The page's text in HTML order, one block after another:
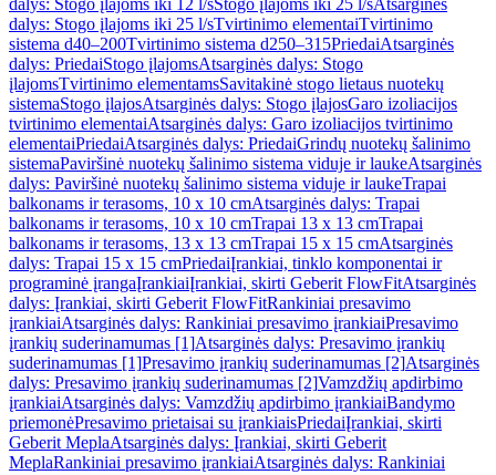
dalys: Stogo įlajoms iki 12 l/sStogo įlajoms iki 25 l/sAtsarginės
dalys: Stogo įlajoms iki 25 l/sTvirtinimo elementaiTvirtinimo
sistema d40–200Tvirtinimo sistema d250–315PriedaiAtsarginės
dalys: PriedaiStogo įlajomsAtsarginės dalys: Stogo
įlajomsTvirtinimo elementamsSavitakinė stogo lietaus nuotekų
sistemaStogo įlajosAtsarginės dalys: Stogo įlajosGaro izoliacijos
tvirtinimo elementaiAtsarginės dalys: Garo izoliacijos tvirtinimo
elementaiPriedaiAtsarginės dalys: PriedaiGrindų nuotekų šalinimo
sistemaPaviršinė nuotekų šalinimo sistema viduje ir laukeAtsarginės
dalys: Paviršinė nuotekų šalinimo sistema viduje ir laukeTrapai
balkonams ir terasoms, 10 x 10 cmAtsarginės dalys: Trapai
balkonams ir terasoms, 10 x 10 cmTrapai 13 x 13 cmTrapai
balkonams ir terasoms, 13 x 13 cmTrapai 15 x 15 cmAtsarginės
dalys: Trapai 15 x 15 cmPriedaiĮrankiai, tinklo komponentai ir
programinė įrangaĮrankiaiĮrankiai, skirti Geberit FlowFitAtsarginės
dalys: Įrankiai, skirti Geberit FlowFitRankiniai presavimo
įrankiaiAtsarginės dalys: Rankiniai presavimo įrankiaiPresavimo
įrankių suderinamumas [1]Atsarginės dalys: Presavimo įrankių
suderinamumas [1]Presavimo įrankių suderinamumas [2]Atsarginės
dalys: Presavimo įrankių suderinamumas [2]Vamzdžių apdirbimo
įrankiaiAtsarginės dalys: Vamzdžių apdirbimo įrankiaiBandymo
priemonėPresavimo prietaisai su įrankiaisPriedaiĮrankiai, skirti
Geberit MeplaAtsarginės dalys: Įrankiai, skirti Geberit
MeplaRankiniai presavimo įrankiaiAtsarginės dalys: Rankiniai